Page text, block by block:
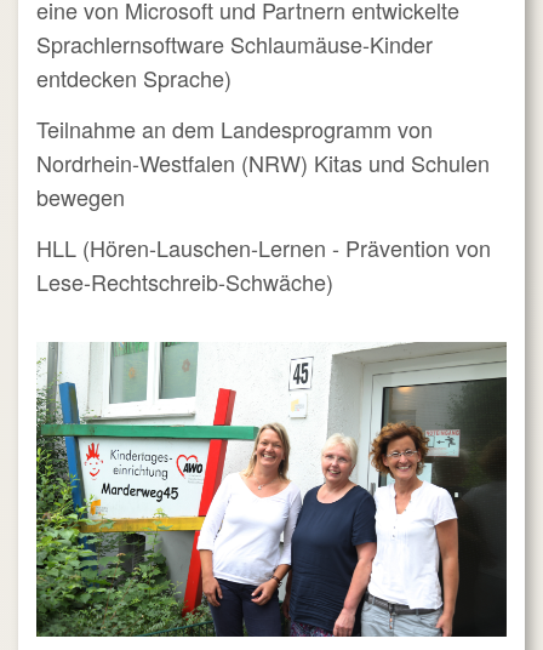
eine von Microsoft und Partnern entwickelte
Sprachlernsoftware Schlaumäuse-Kinder
entdecken Sprache)
Teilnahme an dem Landesprogramm von
Nordrhein-Westfalen (NRW) Kitas und Schulen
bewegen
HLL (Hören-Lauschen-Lernen - Prävention von
Lese-Rechtschreib-Schwäche)